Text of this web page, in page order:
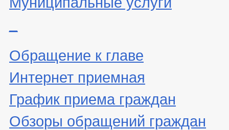
Обращение к главе
Интернет приемная
График приема граждан
Обзоры обращений граждан